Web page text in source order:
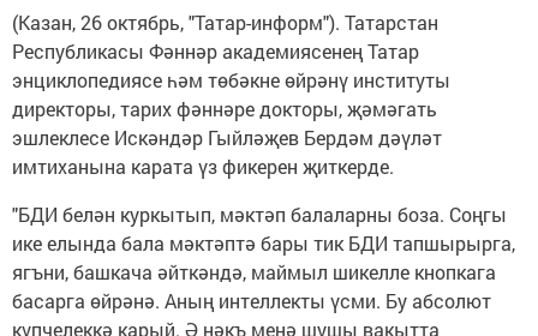
(Казан, 26 октябрь, "Татар-информ"). Татарстан
Республикасы Фәннәр академиясенең Татар
энциклопедиясе һәм төбәкне өйрәнү институты
директоры, тарих фәннәре докторы, җәмәгать
эшлеклесе Искәндәр Гыйләҗев Бердәм дәүләт
имтиханына карата үз фикерен җиткерде.
"БДИ белән куркытып, мәктәп балаларны боза. Соңгы
ике елында бала мәктәптә бары тик БДИ тапшырырга,
ягъни, башкача әйткәндә, маймыл шикелле кнопкага
басарга өйрәнә. Аның интеллекты үсми. Бу абсолют
күпчелеккә карый. Ә нәкъ менә шушы вакытта